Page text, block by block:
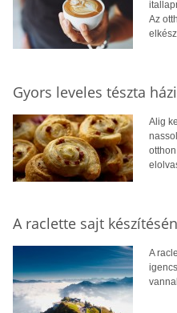
Az
Gyors leveles tészta
Alig
A raclette sajt
A